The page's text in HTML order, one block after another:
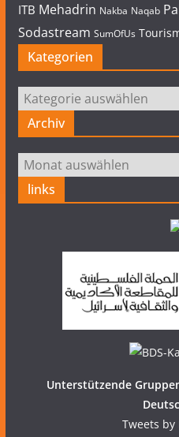
ITB Mehadrin Nakba Naqab
Sodastream SumOfUs
Kategorien
Kategorien
Archiv
Archiv
links
Unterstützende
Tweets by